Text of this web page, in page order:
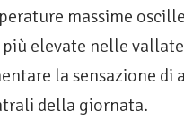
massime
elevate nelle
la sensazione
della giornata.